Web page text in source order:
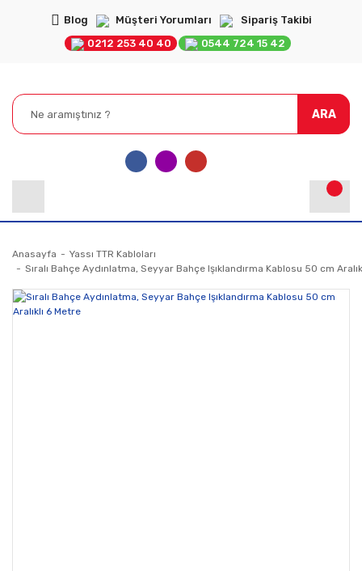
Blog Müşteri Yorumları
Sipariş Takibi
0212 253 40 40
0544 724 15 42
ARA
Anasayfa
Yassı TTR Kabloları
Sıralı Bahçe Aydınlatma, Seyyar Bahçe Işıklandırma Kablosu 50 cm